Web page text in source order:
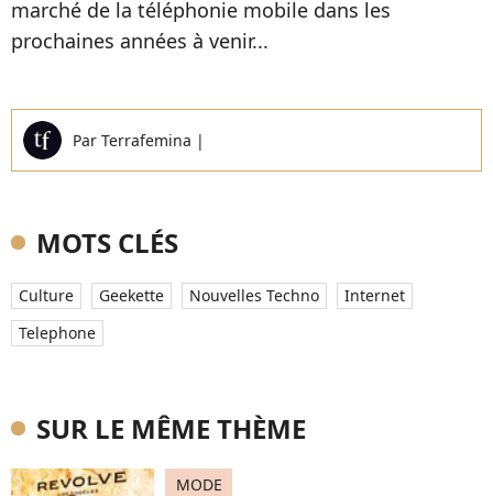
marché de la téléphonie mobile dans les
prochaines années à venir...
Par Terrafemina |
MOTS CLÉS
Culture Geekette Nouvelles Techno
Internet
Telephone
SUR LE MÊME THÈME
MODE